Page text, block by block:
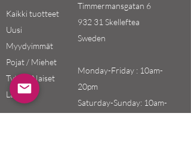
Kaikki tuotteet
Uusi
Myydyimmät
Pojat / Miehet
Tytöt / Naiset
Lapset
Timmermansgatan 6
932 31 Skelleftea
Sweden
Monday-Friday : 10am-
20pm
Saturday-Sunday: 10am-